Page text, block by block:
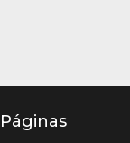
Páginas